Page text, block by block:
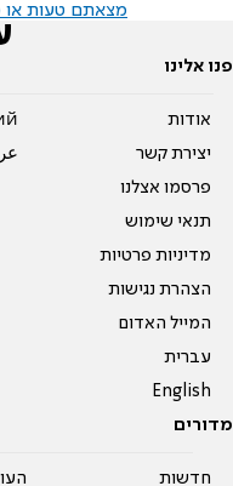
מצאתם טעות או
פנו אלינו
אודות
יצירת קשר
פרסמו אצלנו
תנאי שימוש
מדיניות פרטיות
הצהרת נגישות
המייל האדום
עברית
English
מדורים
חדשות